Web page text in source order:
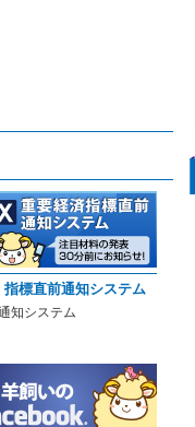
指標直前通知システム
知システム